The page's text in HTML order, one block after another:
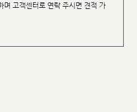
고객센터로 연락 주시면 견적 가